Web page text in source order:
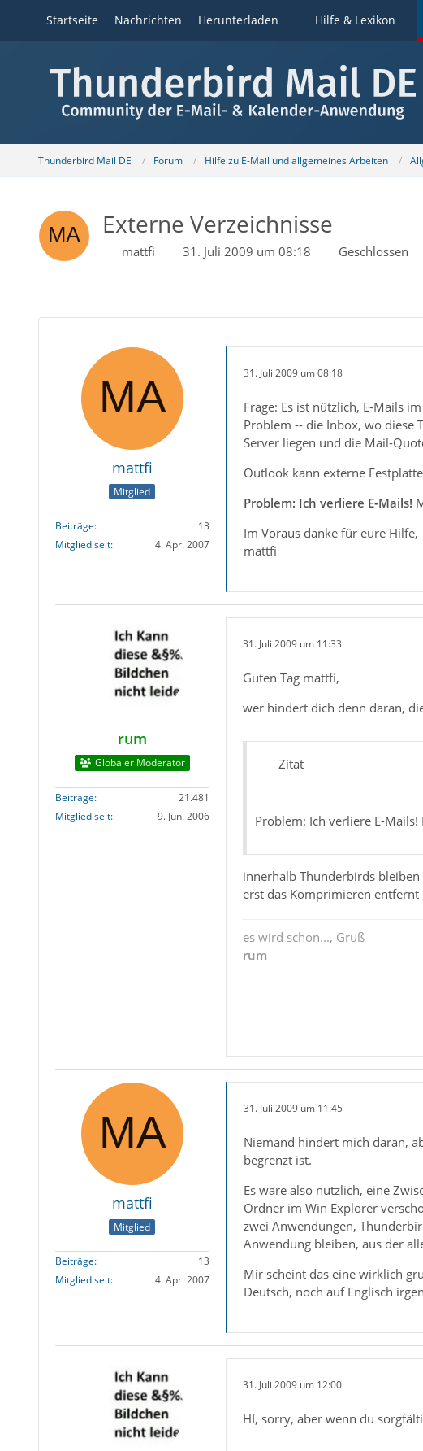
Startseite Nachrichten Herunterladen Hilfe & Lexikon
Thunderbird Mail DE Forum Hilfe zu E-Mail und allgemeines Arbeiten
Externe Verzeichnisse
mattfi 31. Juli 2009 um 08:18 Geschlossen
mattfi
Mitglied
Beiträge
13
Mitglied seit
4. Apr. 2007
31. Juli 2009 um 08:18
Frage: Es ist nützlich, E-Mails
Problem -- die Inbox, wo diese
Server liegen und die Mail-
Outlook kann externe
Problem: Ich verliere E-Mails!
Im Voraus danke für eure Hilfe,
mattfi
rum
Globaler Moderator
Beiträge
21.481
Mitglied seit
9. Jun. 2006
31. Juli 2009 um 11:33
Guten Tag mattfi,
wer hindert dich denn daran,
Zitat
Problem: Ich verliere E-
innerhalb Thunderbirds
erst das Komprimieren entfernt
es wird schon..., Gruß
rum
mattfi
Mitglied
Beiträge
13
Mitglied seit
4. Apr. 2007
31. Juli 2009 um 11:45
Niemand hindert mich daran,
begrenzt ist.
Es wäre also nützlich, eine
Ordner im Win Explorer
zwei Anwendungen,
Anwendung bleiben, aus der
Mir scheint das eine wirklich
Deutsch, noch auf Englisch
31. Juli 2009 um 12:00
HI, sorry, aber wenn du